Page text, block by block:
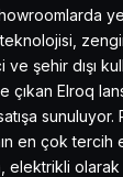
şehir dışı
çıkan Elroq
sunuluyor.
en çok tercih
elektrikli olarak